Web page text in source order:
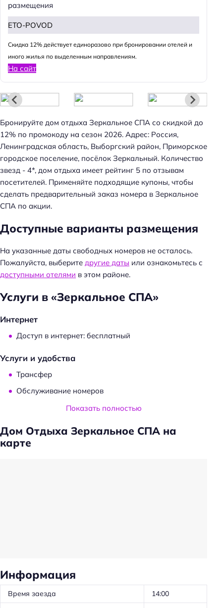
размещения
ETO-POVOD
Cкидка 12% действует единоразово при бронировании отелей и
иного жилья по выделенным направлениям.
На сайт
Бронируйте дом отдыха Зеркальное СПА со скидкой до
12% по промокоду на сезон 2026. Адрес: Россия,
Ленинградская область, Выборгский район, Приморское
городское поселение, посёлок Зеркальный. Количество
звезд - 4*, дом отдыха имеет рейтинг 5 по отзывам
посетителей. Применяйте подходящие купоны, чтобы
сделать предварительный заказ номера в Зеркальное
СПА по акции.
Доступные варианты размещения
На указанные даты свободных номеров не осталось.
Пожалуйста, выберите другие даты или ознакомьтесь с
доступными отелями в этом районе.
Услуги в «Зеркальное СПА»
Интернет
Доступ в интернет: бесплатный
Услуги и удобства
Трансфер
Обслуживание номеров
Удобства в номерах
Кухня/кухонный уголок в номере
Тапочки
Душ
Сауна
Показать полностью
Дом Отдыха Зеркальное СПА на
карте
Информация
Время заезда
14:00
Н
а
й
т
и
: